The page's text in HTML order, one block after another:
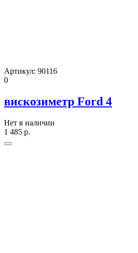
Артикул: 90116
0
вискозиметр Ford 4
Нет в наличии
1 485 р.